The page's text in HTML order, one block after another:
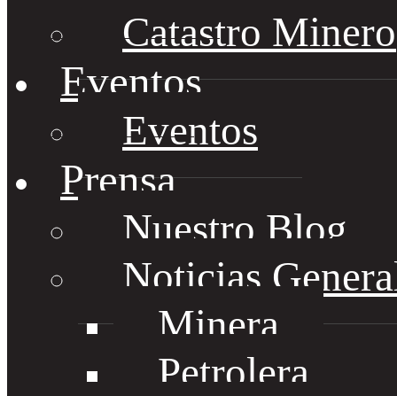
Catastro Minero
Eventos
Eventos
Prensa
Nuestro Blog
Noticias
Minera
Petrolera